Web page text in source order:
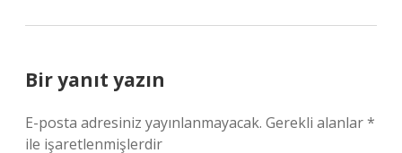
Bir yanıt yazın
E-posta adresiniz yayınlanmayacak. Gerekli alanlar*
ile işaretlenmişlerdir